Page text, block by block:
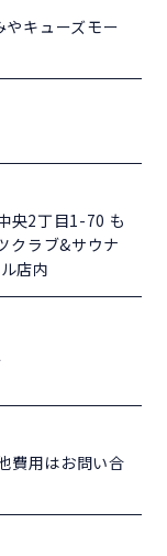
キューズモー
央2丁目1-70 も
クラブ&サウナ
店内
費用はお問い合